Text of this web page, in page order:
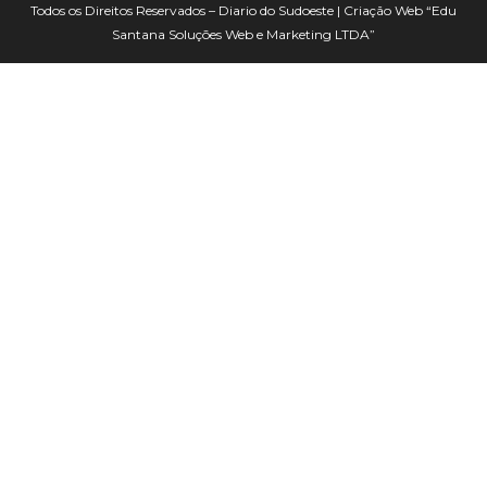
Todos os Direitos Reservados – Diario do Sudoeste | Criação Web “Edu
Santana Soluções Web e Marketing LTDA”